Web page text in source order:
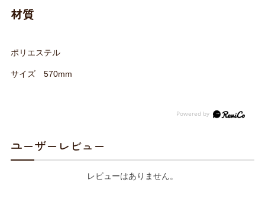
材質
ポリエステル
サイズ 570mm
ユーザーレビュー
レビューはありません。